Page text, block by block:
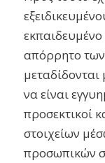
απόρρητο
να είναι
προσεκτικοί
στοιχείων
προσωπικών